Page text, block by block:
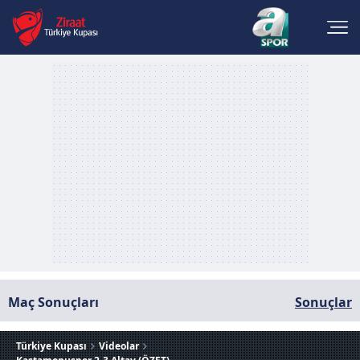
Maç Sonuçları Sonuçlar
Türkiye Kupası
Videolar